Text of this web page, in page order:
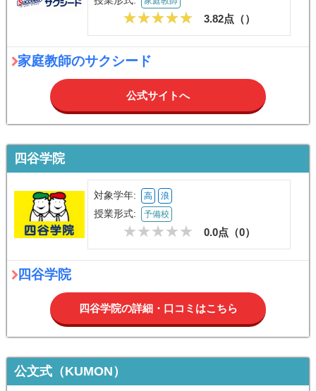
3.82点（）
家庭教師のサクシード
公式サイトへ
四谷学院
対象学年: 高 浪
授業形式: 予備校
0.0点（0）
四谷学院
四谷学院の詳細・口コミはこちら
公文式（KUMON）